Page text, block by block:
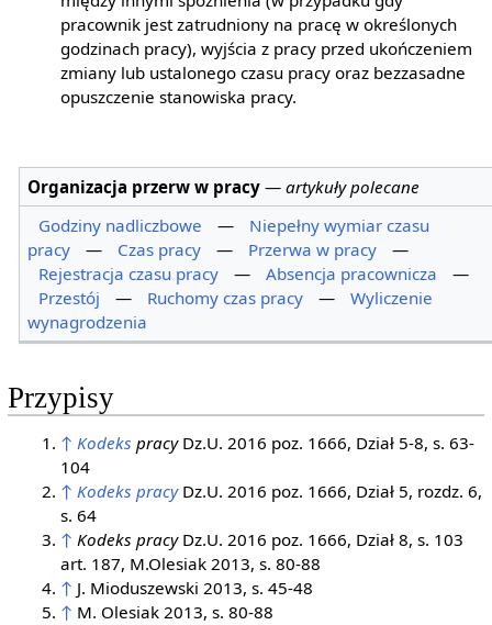
pracownik jest zatrudniony na pracę w określonych
godzinach pracy), wyjścia z pracy przed ukończeniem
zmiany lub ustalonego czasu pracy oraz bezzasadne
opuszczenie stanowiska pracy.
Organizacja przerw w pracy —artykuły polecane
Godziny nadliczbowe
—
Niepełny wymiar czasu
pracy
— Czas pracy — Przerwa w pracy
—
Rejestracja czasu pracy
— Absencja pracownicza
—
Przestój
— Ruchomy czas pracy —
Wyliczenie
wynagrodzenia
Przypisy
↑ Kodeks pracyDz.U. 2016 poz. 1666, Dział 5-8, s. 63-
104
↑ Kodeks pracyDz.U. 2016 poz. 1666, Dział 5, rozdz. 6,
s. 64
↑ Kodeks pracyDz.U. 2016 poz. 1666, Dział 8, s. 103
art. 187, M.Olesiak 2013, s. 80-88
↑ J. Mioduszewski 2013, s. 45-48
↑ M. Olesiak 2013, s. 80-88